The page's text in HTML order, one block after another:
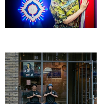
スーツ
ンテ
写真
確認の
旅